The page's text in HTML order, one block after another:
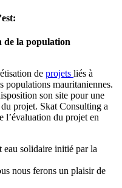
de la population
de projets liés à
populations mauritaniennes.
son site pour une
projet. Skat Consulting a
l’évaluation du projet en
eau solidaire initié par la
nous ferons un plaisir de